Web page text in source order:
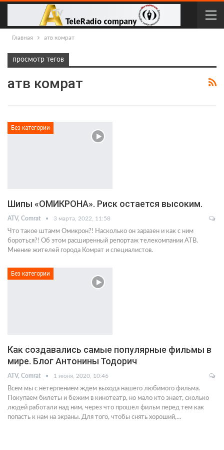
Главная атв комрат
просмотр тегов
атв комрат
Без категории
Шипы «ОМИКРОНА». Риск остается высоким.
ATV, Comrat 3 марта, 2022, 11:58
Что такое штамм Омикрон?! Насколько он заразен и как с ним
бороться?! Об этом расширенный репортаж телекомпании АТВ.
Мнение жителей города Комрат и специалистов.
Без категории
Как создавались самые популярные фильмы в
мире. Блог Антонины Тодорич
ATV, Comrat 1 июня, 2020, 10:46
Всем мы с нетерпением ждем выхода нашего любимого фильма.
Покупаем билеты и бежим в кинотеатр, но мало кто знает, сколько
людей работали над ним, через что прошел фильм перед тем как
попасть к нам на экраны. Для того, чтобы снять хороший,…